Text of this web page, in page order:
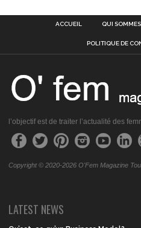
ACCUEIL QUI
POLITIQUE DE
l’objectif est de traiter l’actualité des
Copyright © 2020-2026 O'Fem Magazine
LATEST NEWS